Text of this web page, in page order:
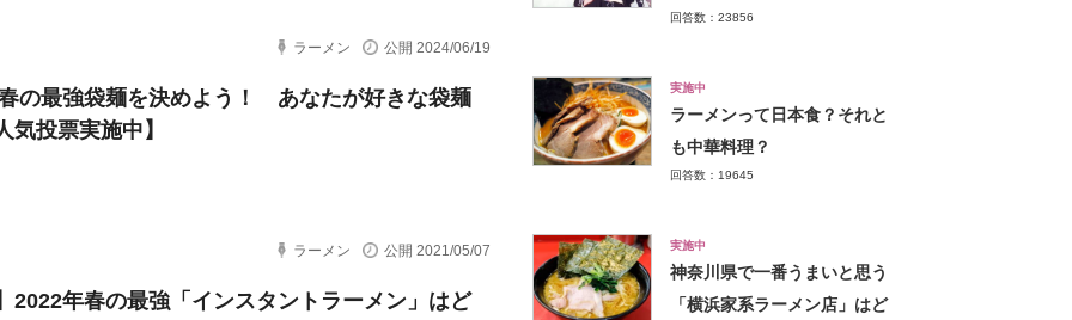
ラーメン 公開 2024/06/19
の最強袋麺を決めよう！ あなたが好きな袋麺
気投票実施中】
ラーメン 公開 2021/05/07
2022年春の最強「インスタントラーメン」はど
回答数：23856
実施中
ラーメンって日本食？それと
も中華料理？
回答数：19645
実施中
神奈川県で一番うまいと思う
「横浜家系ラーメン店」はど